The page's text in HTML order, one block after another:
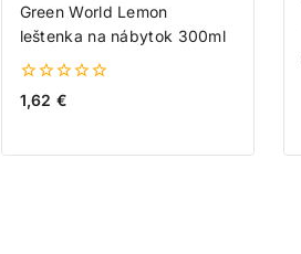
Green World Lemon
leštenka na nábytok 300ml
0
z
1,62 €